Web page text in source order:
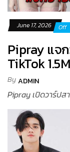
June 17, 2026 Off
Pipray แจ
TikTok
ByADMIN
Pipray เปิดวาร์ปส